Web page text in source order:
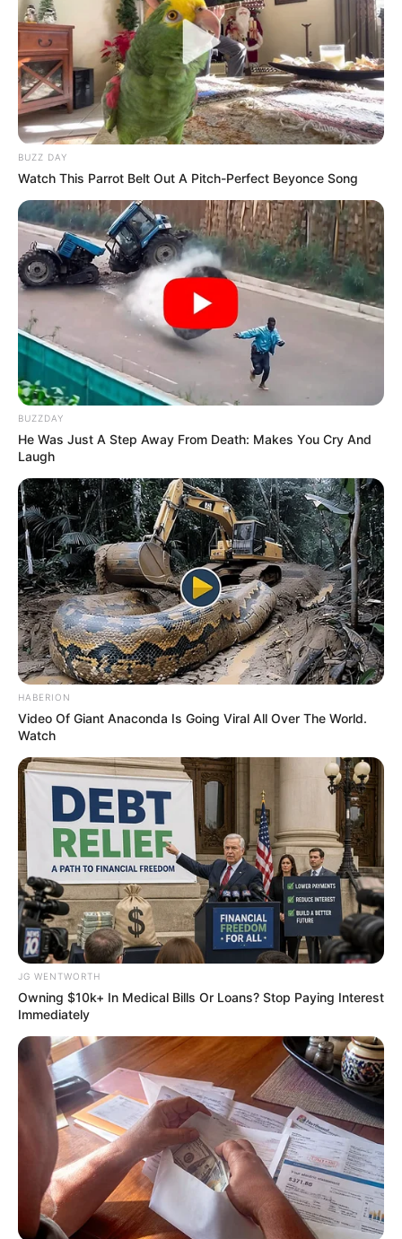
ดวงรายวัน 13 กันยายน 2565
13 ก.ย. 2022
ดวงรายวัน 12 กันยายน 2565
12 ก.ย. 2022
ดวงรายวัน 10 กันยายน 2565
10 ก.ย. 2022
ดวงรายวัน 9 กันยายน 2565
9 ก.ย. 2022
BUZZ DAY
Watch This Parrot Belt Out A Pitch-Perfect Beyonce Song
BUZZDAY
He Was Just A Step Away From Death: Makes You Cry And
Laugh
HABERION
Video Of Giant Anaconda Is Going Viral All Over The World.
Watch
JG WENTWORTH
Owning $10k+ In Medical Bills Or Loans? Stop Paying Interest
Immediately